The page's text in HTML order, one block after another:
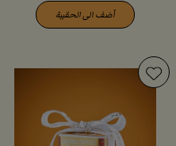
أضف الى الحقيبة